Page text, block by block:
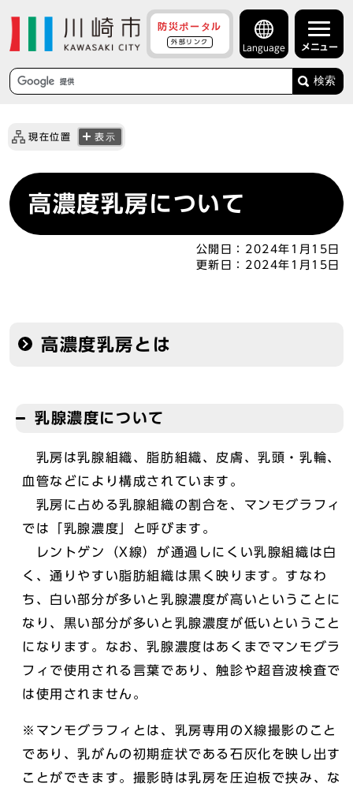
防災ポータル
外部リンク
Language メニュー
検索
現在位置 表示
高濃度乳房について
公開日： 2024年1月15日
更新日： 2024年1月15日
高濃度乳房とは
乳腺濃度について
乳房は乳腺組織、脂肪組織、皮膚、乳頭・乳輪、
血管などにより構成されています。
乳房に占める乳腺組織の割合を、マンモグラフィ
では「乳腺濃度」と呼びます。
レントゲン（X線）が通過しにくい乳腺組織は白
く、通りやすい脂肪組織は黒く映ります。すなわ
ち、白い部分が多いと乳腺濃度が高いということに
なり、黒い部分が多いと乳腺濃度が低いということ
になります。なお、乳腺濃度はあくまでマンモグラ
フィで使用される言葉であり、触診や超音波検査で
は使用されません。
※マンモグラフィとは、乳房専用のX線撮影のこと
であり、乳がんの初期症状である石灰化を映し出す
ことができます。撮影時は乳房を圧迫板で挟み、な